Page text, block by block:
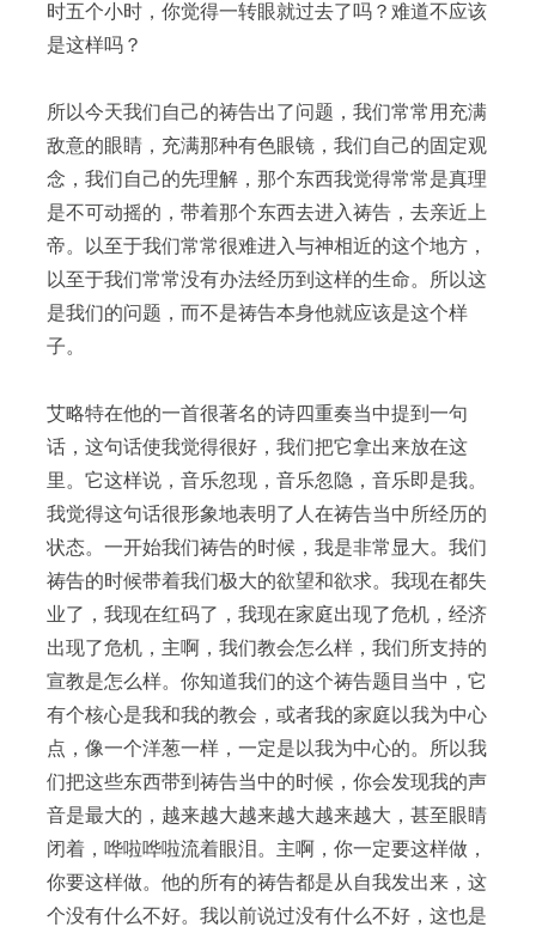
时五个小时，你觉得一转眼就过去了吗？难道不应该
是这样吗？
所以今天我们自己的祷告出了问题，我们常常用充满
敌意的眼睛，充满那种有色眼镜，我们自己的固定观
念，我们自己的先理解，那个东西我觉得常常是真理
是不可动摇的，带着那个东西去进入祷告，去亲近上
帝。以至于我们常常很难进入与神相近的这个地方，
以至于我们常常没有办法经历到这样的生命。所以这
是我们的问题，而不是祷告本身他就应该是这个样
子。
艾略特在他的一首很著名的诗四重奏当中提到一句
话，这句话使我觉得很好，我们把它拿出来放在这
里。它这样说，音乐忽现，音乐忽隐，音乐即是我。
我觉得这句话很形象地表明了人在祷告当中所经历的
状态。一开始我们祷告的时候，我是非常显大。我们
祷告的时候带着我们极大的欲望和欲求。我现在都失
业了，我现在红码了，我现在家庭出现了危机，经济
出现了危机，主啊，我们教会怎么样，我们所支持的
宣教是怎么样。你知道我们的这个祷告题目当中，它
有个核心是我和我的教会，或者我的家庭以我为中心
点，像一个洋葱一样，一定是以我为中心的。所以我
们把这些东西带到祷告当中的时候，你会发现我的声
音是最大的，越来越大越来越大越来越大，甚至眼睛
闭着，哗啦哗啦流着眼泪。主啊，你一定要这样做，
你要这样做。他的所有的祷告都是从自我发出来，这
个没有什么不好。我以前说过没有什么不好，这也是